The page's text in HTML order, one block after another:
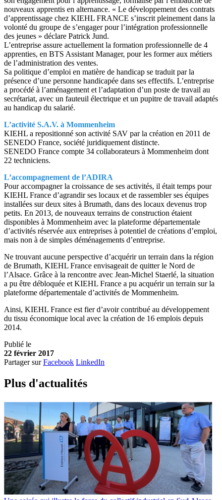
nouveaux apprentis en alternance. « Le développement des contrats
d’apprentissage chez KIEHL FRANCE s’inscrit pleinement dans la
volonté du groupe de s’engager pour l’intégration professionnelle
des jeunes » déclare Patrick Jund.
L’entreprise assure actuellement la formation professionnelle de 4
apprenties, en BTS Assistant Manager, pour les former aux métiers
de l’administration des ventes.
Sa politique d’emploi en matière de handicap se traduit par la
présence d’une personne handicapée dans ses effectifs. L’entreprise
a procédé à l’aménagement et l’adaptation d’un poste de travail au
secrétariat, avec un fauteuil électrique et un pupitre de travail adaptés
au handicap du salarié.
L’activité S.A.V. à Mommenheim
KIEHL a repositionné son activité SAV par la création en 2011 de
SENEDO France, société juridiquement distincte.
SENEDO France compte 34 collaborateurs à Mommenheim dont
22 techniciens.
L’accompagnement de l’ADIRA
Pour accompagner la croissance de ses activités, il était temps pour
KIEHL France d’agrandir ses locaux et de rassembler ses équipes
installées sur deux sites à Brumath, dans des locaux devenus trop
petits. En 2013, de nouveaux terrains de construction étaient
disponibles à Mommenheim avec la plateforme départementale
d’activités réservée aux entreprises à potentiel de créations d’emploi,
mais non à de simples déménagements d’entreprise.
Ne trouvant aucune perspective d’acquérir un terrain dans la région
de Brumath, KIEHL France envisageait de quitter le Nord de
l’Alsace. Grâce à la rencontre avec Jean-Michel Staerlé, la situation
a pu être débloquée et KIEHL France a pu acquérir un terrain sur la
plateforme départementale d’activités de Mommenheim.
Ainsi, KIEHL France est fier d’avoir contribué au développement
du tissu économique local avec la création de 16 emplois depuis
2014.
Publié le
22 février 2017
Partager sur Facebook LinkedIn
Plus d'actualités